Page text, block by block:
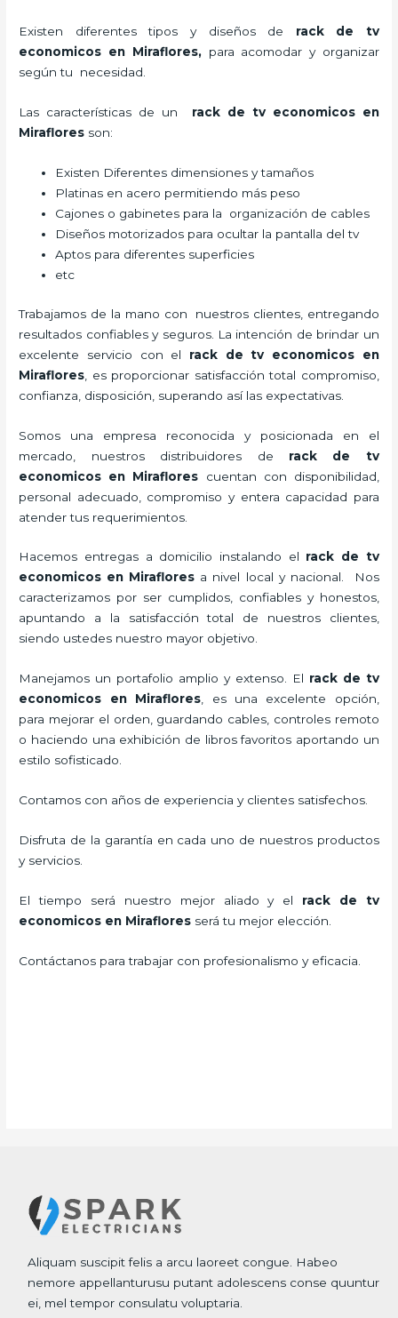
Existen diferentes tipos y diseños de rack de tv
economicos en Miraflores,para acomodar y organizar
según tu necesidad.
Las características de un rack de tv economicos en
Miraflores son:
Existen Diferentes dimensiones y tamaños
Platinas en acero permitiendo más peso
Cajones o gabinetes para la organización de cables
Diseños motorizados para ocultar la pantalla del tv
Aptos para diferentes superficies
etc
Trabajamos de la mano con nuestros clientes, entregando
resultados confiables y seguros. La intención de brindar un
excelente servicio con el rack de tv economicos en
Miraflores , es proporcionar satisfacción total compromiso,
confianza, disposición, superando así las expectativas.
Somos una empresa reconocida y posicionada en el
mercado, nuestros distribuidores de rack de tv
economicos en Miraflores cuentan con disponibilidad,
personal adecuado, compromiso y entera capacidad para
atender tus requerimientos.
Hacemos entregas a domicilio instalando el rack de tv
economicos en Miraflores a nivel local y nacional.
Nos
caracterizamos por ser cumplidos, confiables y honestos,
apuntando a la satisfacción total de nuestros clientes,
siendo ustedes nuestro mayor objetivo.
Manejamos un portafolio amplio y extenso. El rack de tv
economicos en Miraflores, es una excelente opción,
para mejorar el orden, guardando cables, controles remoto
o haciendo una exhibición de libros favoritos aportando un
estilo sofisticado.
Contamos con años de experiencia y clientes satisfechos.
Disfruta de la garantía en cada uno de nuestros productos
y servicios.
El tiempo será nuestro mejor aliado y el rack de tv
economicos en Miraflores será tu mejor elección.
Contáctanos para trabajar con profesionalismo y eficacia.
Aliquam suscipit felis a arcu laoreet congue. Habeo
nemore appellanturusu putant adolescens conse quuntur
ei, mel tempor consulatu voluptaria.